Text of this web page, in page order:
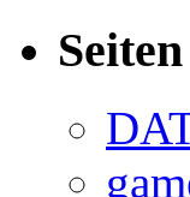
Seiten